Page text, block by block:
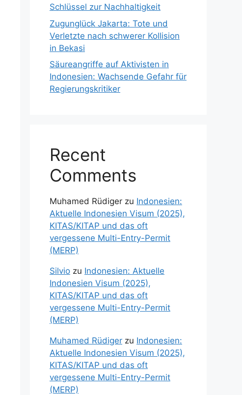
Schlüssel zur Nachhaltigkeit
Zugunglück Jakarta: Tote und
Verletzte nach schwerer Kollision
in Bekasi
Säureangriffe auf Aktivisten in
Indonesien: Wachsende Gefahr für
Regierungskritiker
Recent
Comments
Muhamed Rüdiger zu Indonesien:
Aktuelle Indonesien Visum (2025),
KITAS/KITAP und das oft
vergessene Multi-Entry-Permit
(MERP)
Silvio zu Indonesien: Aktuelle
Indonesien Visum (2025),
KITAS/KITAP und das oft
vergessene Multi-Entry-Permit
(MERP)
Muhamed Rüdiger zu Indonesien:
Aktuelle Indonesien Visum (2025),
KITAS/KITAP und das oft
vergessene Multi-Entry-Permit
(MERP)